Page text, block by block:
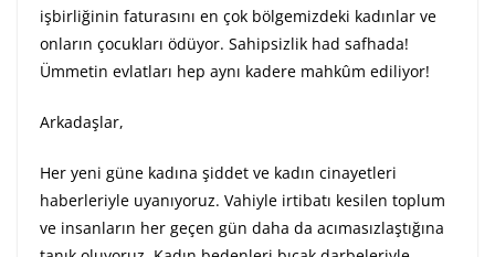
işbirliğinin faturasını en çok bölgemizdeki kadınlar ve
onların çocukları ödüyor. Sahipsizlik had safhada!
Ümmetin evlatları hep aynı kadere mahkûm ediliyor!
Arkadaşlar,
Her yeni güne kadına şiddet ve kadın cinayetleri
haberleriyle uyanıyoruz. Vahiyle irtibatı kesilen toplum
ve insanların her geçen gün daha da acımasızlaştığına